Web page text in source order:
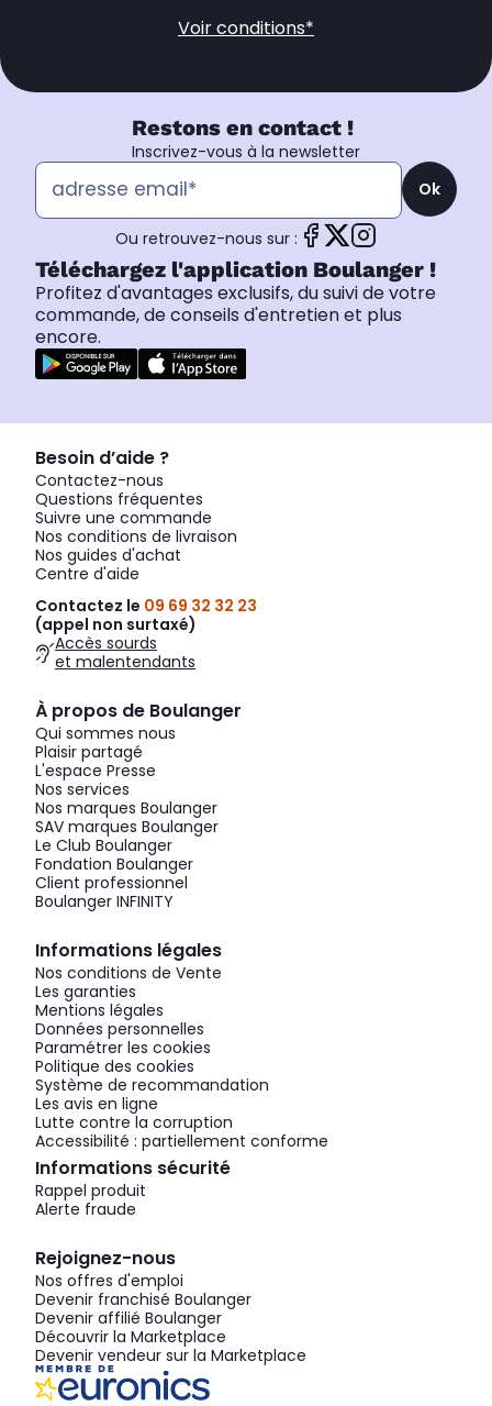
Voir conditions*
Restons en contact !
Inscrivez-vous à la newsletter
Ok
Ou retrouvez-nous sur :
Téléchargez l'application Boulanger !
Profitez d'avantages exclusifs, du suivi de votre
commande, de conseils d'entretien et plus
encore.
Besoin d’aide ?
Contactez-nous
Questions fréquentes
Suivre une commande
Nos conditions de livraison
Nos guides d'achat
Centre d'aide
Contactez le 09 69 32 32 23
(appel non surtaxé)
Accès sourds
et malentendants
À propos de Boulanger
Qui sommes nous
Plaisir partagé
L'espace Presse
Nos services
Nos marques Boulanger
SAV marques Boulanger
Le Club Boulanger
Fondation Boulanger
Client professionnel
Boulanger INFINITY
Informations légales
Nos conditions de Vente
Les garanties
Mentions légales
Données personnelles
Paramétrer les cookies
Politique des cookies
Système de recommandation
Les avis en ligne
Lutte contre la corruption
Accessibilité : partiellement conforme
Informations sécurité
Rappel produit
Alerte fraude
Rejoignez-nous
Nos offres d'emploi
Devenir franchisé Boulanger
Devenir affilié Boulanger
Découvrir la Marketplace
Devenir vendeur sur la Marketplace